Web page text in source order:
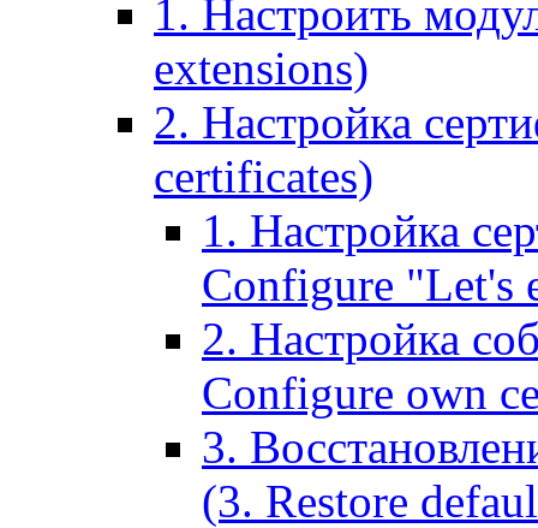
1. Настроить
extensions)
2. Настройка
certificates)
1. Настройка
Configure "Let's
2. Настройка
Configure own
3.
(3. Restore